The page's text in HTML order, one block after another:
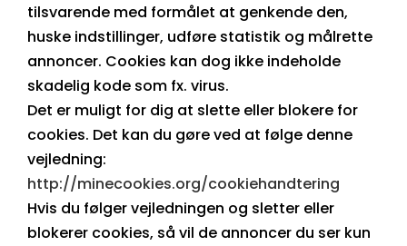
tilsvarende med formålet at genkende den,
huske indstillinger, udføre statistik og målrette
annoncer. Cookies kan dog ikke indeholde
skadelig kode som fx. virus.
Det er muligt for dig at slette eller blokere for
cookies. Det kan du gøre ved at følge denne
vejledning:
http://minecookies.org/cookiehandtering
Hvis du følger vejledningen og sletter eller
blokerer cookies, så vil de annoncer du ser kun